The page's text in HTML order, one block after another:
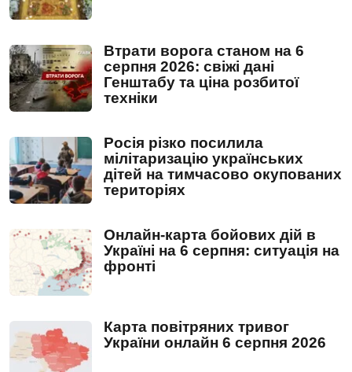
Втрати ворога станом на 6
серпня 2026: свіжі дані
Генштабу та ціна розбитої
техніки
Росія різко посилила
мілітаризацію українських
дітей на тимчасово окупованих
територіях
Онлайн-карта бойових дій в
Україні на 6 серпня: ситуація на
фронті
Карта повітряних тривог
України онлайн 6 серпня 2026